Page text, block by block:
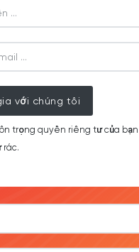
với chúng tôi
trọng quyền riêng tư của
rác.